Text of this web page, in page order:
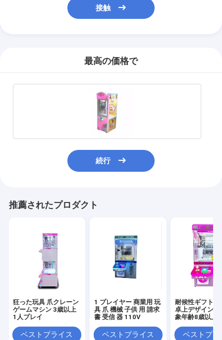
家へ
製品
わたしたち に つい て
接触
最高の価格で
続行
推薦されたプロダクト
狂った玩具 爪クレーン
ゲームマシン 3歳以上
1人プレイ
ベストプライス
1 プレイヤー 商業用 玩
具 爪 機械 子供 用 請求
書 受信 器 110V
ベストプライス
耐候性ギフトゲ
卓上デザイン
象年齢8歳以上
ベストプラ